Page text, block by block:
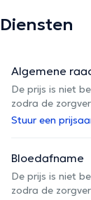
Diensten
Algemene
De prijs is niet
zodra de
Stuur een
Bloedafname
De prijs is niet
zodra de